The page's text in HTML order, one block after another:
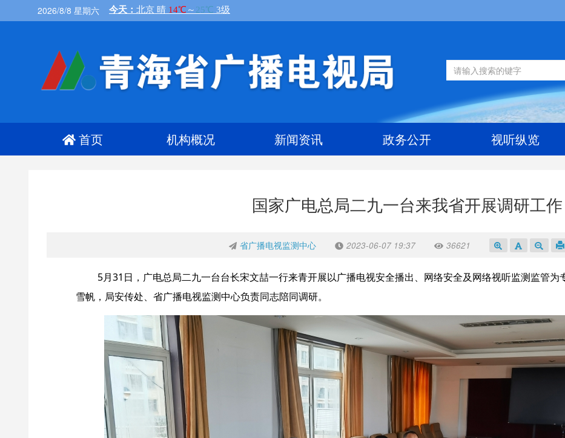
2026/8/8 星期六
首页 机构概况 新闻资讯 政务公开 视听纵览
国家广电总局二九一台来我省开展调研工作
省广播电视监测中心 2023-06-07 19:37 36621
5月31日，广电总局二九一台台长宋文喆一行来青开展以广播电视安全播出、网络安全及网络视听监测监管
雪帆，局安传处、省广播电视监测中心负责同志陪同调研。